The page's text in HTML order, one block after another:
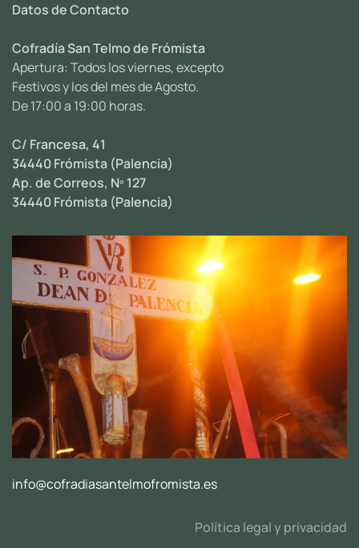
Datos de Contacto
Cofradía San Telmo de Frómista
Apertura: Todos los viernes, excepto
Festivos y los del mes de Agosto.
De 17:00 a 19:00 horas.
C/ Francesa, 41
34440 Frómista (Palencia)
Ap. de Correos, Nº 127
34440 Frómista (Palencia)
info@cofradiasantelmofromista.es
Política legal y privacidad